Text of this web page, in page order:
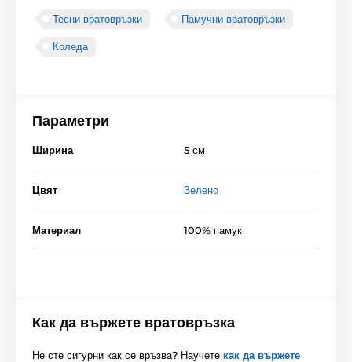
Тесни вратовръзки Памучни вратовръзки
Коледа
Параметри
Ширина 5 см
Цвят Зелено
Материал 100% памук
Как да вържете вратовръзка
Не сте сигурни как се връзва? Научете как да вържете